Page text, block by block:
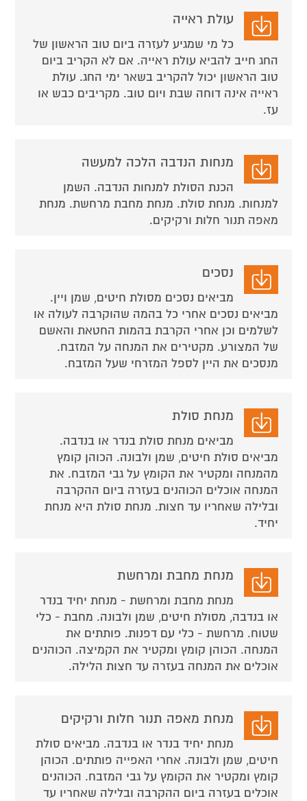
עולת ראייה
כל מי שמגיע לעזרה ביום טוב הראשון של
החג חייב להביא עולת ראייה. אם לא הקריב ביום
טוב הראשון יכול להקריב בשאר ימי החג. עולת
ראייה אינה דוחה שבת ויום טוב. מקריבים כבש או
עז.
מנחות הנדבה הלכה למעשה
הכנת הסולת למנחות הנדבה. השמן
למנחות. מנחת סולת. מנחת מחבת מרחשת. מנחת
מאפה תנור חלות ורקיקים.
נסכים
מביאים נסכים מסולת חיטים, שמן ויין.
מביאים נסכים אחרי כל בהמה שהוקרבה לעולה או
לשלמים וכן אחרי הקרבת בהמות החטאת והאשם
של המצורע. מקטירים את המנחה על המזבח.
מנסכים את היין לספל המזרחי שעל המזבח.
מנחת סולת
מביאים מנחת סולת בנדר או בנדבה.
מביאים סולת חיטים, שמן ולבונה. הכוהן קומץ
מהמנחה ומקטיר את הקומץ על גבי המזבח. את
המנחה אוכלים הכוהנים בעזרה ביום ההקרבה
ובלילה שאחריו עד חצות. מנחת סולת היא מנחת
יחיד.
מנחת מחבת ומרחשת
מנחת מחבת ומרחשת - מנחת יחיד בנדר
או בנדבה, מסולת חיטים, שמן ולבונה. מחבת - כלי
שטוח. מרחשת - כלי עם דפנות. פותתים את
המנחה. הכוהן קומץ ומקטיר את הקמיצה. הכוהנים
אוכלים את המנחה בעזרה עד חצות הלילה.
מנחת מאפה תנור חלות ורקיקים
מנחת יחיד בנדר או בנדבה. מביאים סולת
חיטים, שמן ולבונה. אחרי האפייה פותתים. הכוהן
קומץ ומקטיר את הקומץ על גבי המזבח. הכוהנים
אוכלים בעזרה ביום ההקרבה ובלילה שאחריו עד